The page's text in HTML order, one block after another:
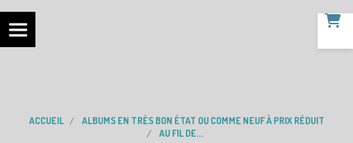
ACCUEIL
ALBUMS EN TRÈS BON ÉTAT OU COMME NEUF À PRIX RÉDUIT
AU FIL DE...